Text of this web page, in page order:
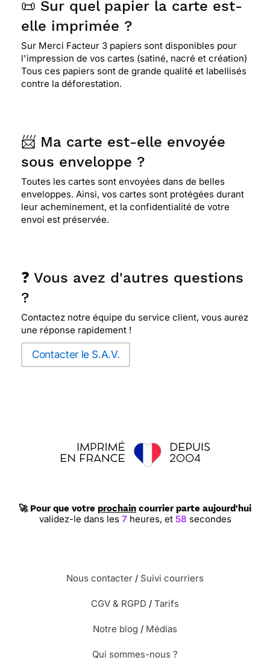
📜 Sur quel papier la carte est-
elle imprimée ?
Sur Merci Facteur 3 papiers sont disponibles pour
l'impression de vos cartes (satiné, nacré et création)
Tous ces papiers sont de grande qualité et labellisés
contre la déforestation.
📨 Ma carte est-elle envoyée
sous enveloppe ?
Toutes les cartes sont envoyées dans de belles
enveloppes. Ainsi, vos cartes sont protégées durant
leur acheminement, et la confidentialité de votre
envoi est préservée.
❓ Vous avez d'autres questions
?
Contactez notre équipe du service client, vous aurez
une réponse rapidement !
Contacter le S.A.V.
🚀 Pour que votre prochain courrier parte aujourd'hui
validez-le dans les 7 heures, et 57 secondes
Nous contacter / Suivi courriers
CGV & RGPD / Tarifs
Notre blog / Médias
Qui sommes-nous ?